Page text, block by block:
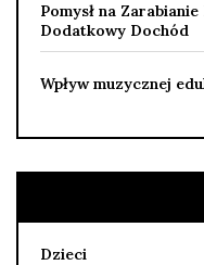
Pomysł na
Dodatkowy Dochód
Wpływ muzycznej
Dzieci